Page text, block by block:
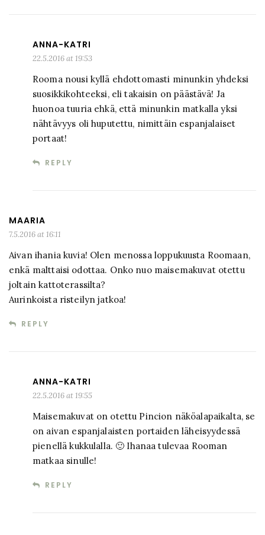
ANNA-KATRI
22.5.2016 at 19:53
Rooma nousi kyllä ehdottomasti minunkin yhdeksi
suosikkikohteeksi, eli takaisin on päästävä! Ja
huonoa tuuria ehkä, että minunkin matkalla yksi
nähtävyys oli huputettu, nimittäin espanjalaiset
portaat!
REPLY
MAARIA
7.5.2016 at 16:11
Aivan ihania kuvia! Olen menossa loppukuusta Roomaan,
enkä malttaisi odottaa. Onko nuo maisemakuvat otettu
joltain kattoterassilta?
Aurinkoista risteilyn jatkoa!
REPLY
ANNA-KATRI
22.5.2016 at 19:55
Maisemakuvat on otettu Pincion näköalapaikalta, se
on aivan espanjalaisten portaiden läheisyydessä
pienellä kukkulalla. 🙂 Ihanaa tulevaa Rooman
matkaa sinulle!
REPLY